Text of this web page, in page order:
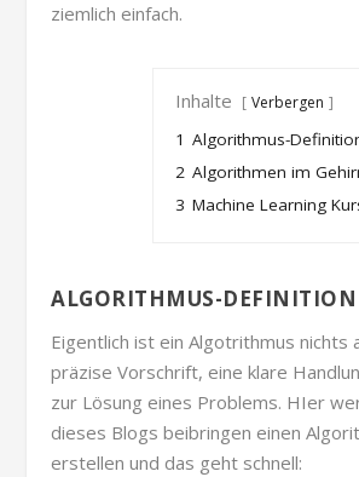
ziemlich einfach.
Inhalte Verbergen
1 Algorithmus-
2 Algorithmen im
3 Machine Learning
ALGORITHMUS-DEFINITION
Eigentlich ist ein Algotrithmus nichts
präzise Vorschrift, eine klare
zur Lösung eines Problems. HIer
dieses Blogs beibringen einen
erstellen und das geht schnell: